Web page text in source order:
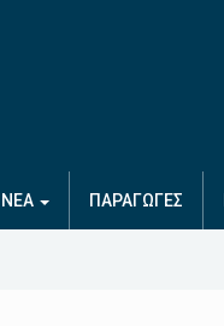
ΝΕΑ ΠΑΡΑΓΩΓΕΣ